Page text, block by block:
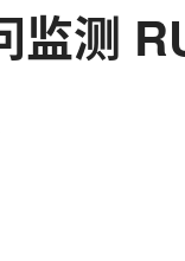
监测